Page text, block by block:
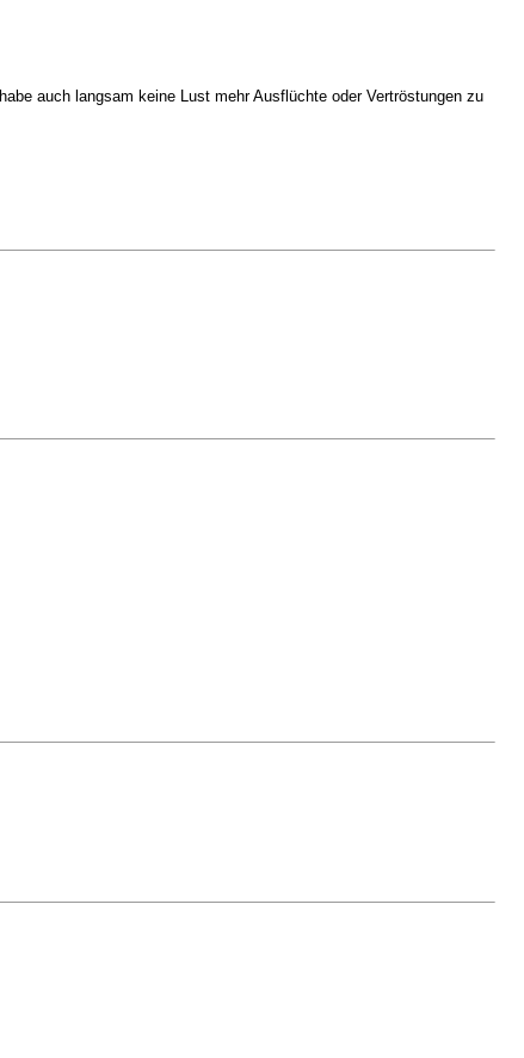
auch langsam keine Lust mehr Ausflüchte oder Vertröstungen zu